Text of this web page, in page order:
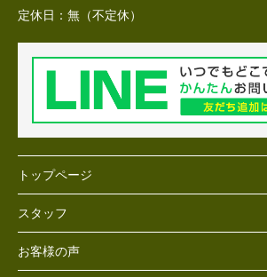
定休日： 無（不定休）
トップページ
スタッフ
お客様の声